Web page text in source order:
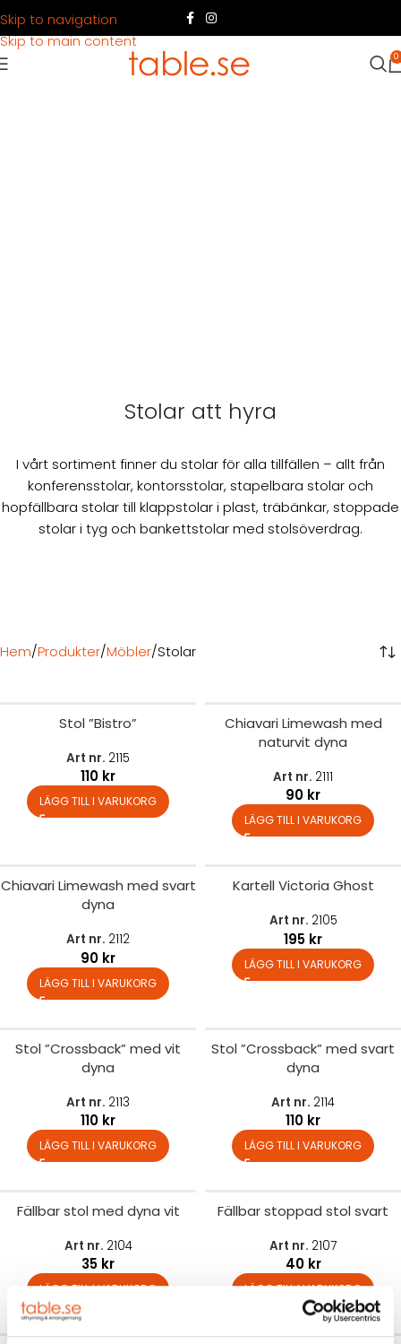
Skip to navigation
Skip to main content
0
Stolar att hyra
I vårt sortiment finner du stolar för alla tillfällen – allt från
konferensstolar, kontorsstolar, stapelbara stolar och
hopfällbara stolar till klappstolar i plast, träbänkar, stoppade
stolar i tyg och bankettstolar med stolsöverdrag.
Hem Produkter Möbler Stolar
Stol ”Bistro”
Art nr. 2115
110 kr
LÄGG TILL I VARUKORG
Chiavari Limewash med
naturvit dyna
Art nr. 2111
90 kr
LÄGG TILL I VARUKORG
Chiavari Limewash med svart
dyna
Art nr. 2112
90 kr
LÄGG TILL I VARUKORG
Kartell Victoria Ghost
Art nr. 2105
195 kr
LÄGG TILL I VARUKORG
Stol ”Crossback” med vit
dyna
Art nr. 2113
110 kr
LÄGG TILL I VARUKORG
Stol ”Crossback” med svart
dyna
Art nr. 2114
110 kr
LÄGG TILL I VARUKORG
Fällbar stol med dyna vit
Art nr. 2104
35 kr
LÄGG TILL I VARUKORG
Fällbar stoppad stol svart
Art nr. 2107
40 kr
LÄGG TILL I VARUKORG